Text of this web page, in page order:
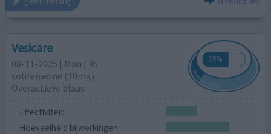
Vesicare
08-11-2025 | Man | 45
solifenacine (10mg)
Overactieve blaas
Effectiviteit
Hoeveelheid bijwerkingen